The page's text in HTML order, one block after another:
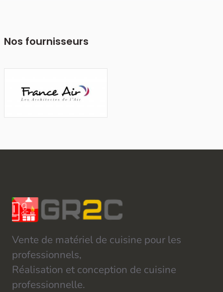
Nos fournisseurs
Vente de matériel de cuisine pour les
professionnels,
Réalisation et conception de cuisine
professionnelle.